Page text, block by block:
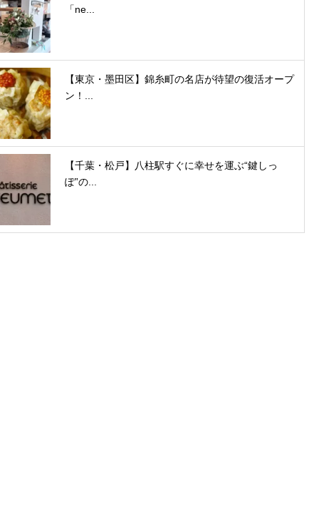
「ne...
【東京・墨田区】錦糸町の名店が待望の復活オープ
ン！...
【千葉・松戸】八柱駅すぐに幸せを運ぶ“鍵しっ
ぽ”の...